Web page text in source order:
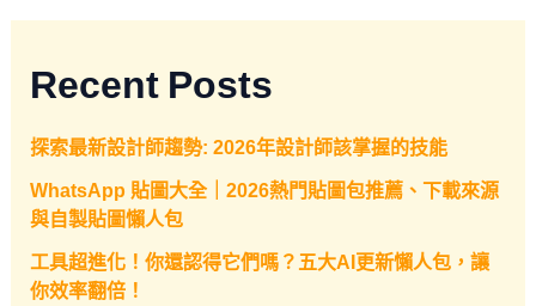
Recent Posts
探索最新設計師趨勢: 2026年設計師該掌握的技能
WhatsApp 貼圖大全｜2026熱門貼圖包推薦、下載來源
與自製貼圖懶人包
工具超進化！你還認得它們嗎？五大AI更新懶人包，讓
你效率翻倍！